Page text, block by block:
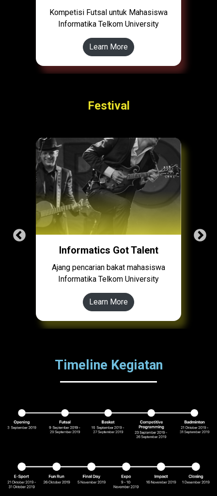
Kompetisi Futsal untuk Mahasiswa
Informatika Telkom University
Learn More
Festival
Informatics Got Talent
Ajang pencarian bakat mahasiswa
Informatika Telkom University
Learn More
Timeline Kegiatan